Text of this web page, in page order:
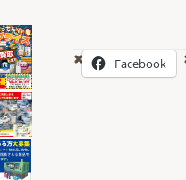
Facebook